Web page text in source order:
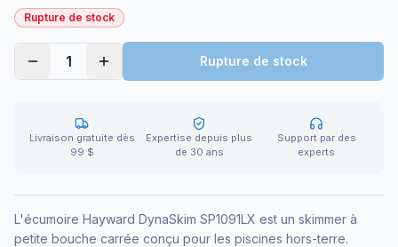
Rupture de stock
1 Rupture de stock
Livraison gratuite dès
99 $
Expertise depuis plus
de 30 ans
Support par des
experts
L'écumoire Hayward DynaSkim SP1091LX est un skimmer à
petite bouche carrée conçu pour les piscines hors-terre.